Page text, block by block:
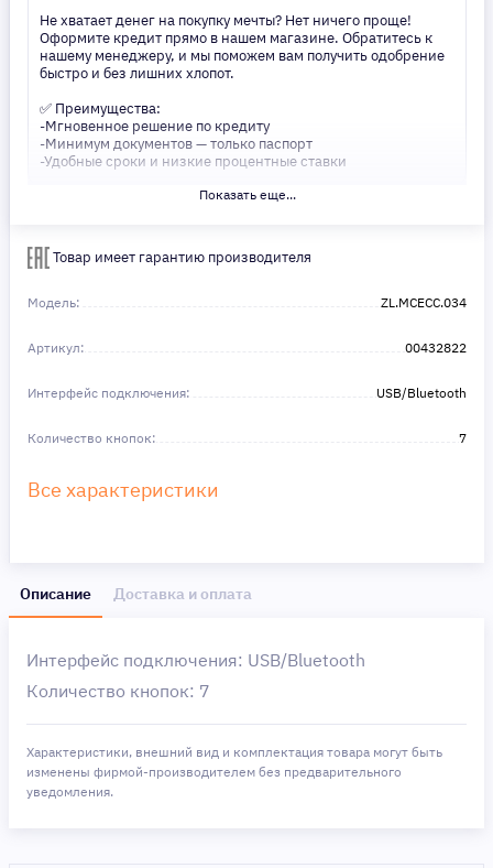
Не хватает денег на покупку мечты? Нет ничего проще!
Оформите кредит прямо в нашем магазине. Обратитесь к
нашему менеджеру, и мы поможем вам получить одобрение
быстро и без лишних хлопот.
✅ Преимущества:
-Мгновенное решение по кредиту
-Минимум документов — только паспорт
-Удобные сроки и низкие процентные ставки
Не откладывайте свои желания на потом! Получите то, что
Показать еще...
Товар имеет гарантию производителя
Модель: ZL.MCECC.034
Артикул: 00432822
Интерфейс подключения: USB/Bluetooth
Количество кнопок: 7
Все характеристики
Описание Доставка и оплата
Интерфейс подключения: USB/Bluetooth
Количество кнопок: 7
Характеристики, внешний вид и комплектация товара могут быть
изменены фирмой-производителем без предварительного
уведомления.